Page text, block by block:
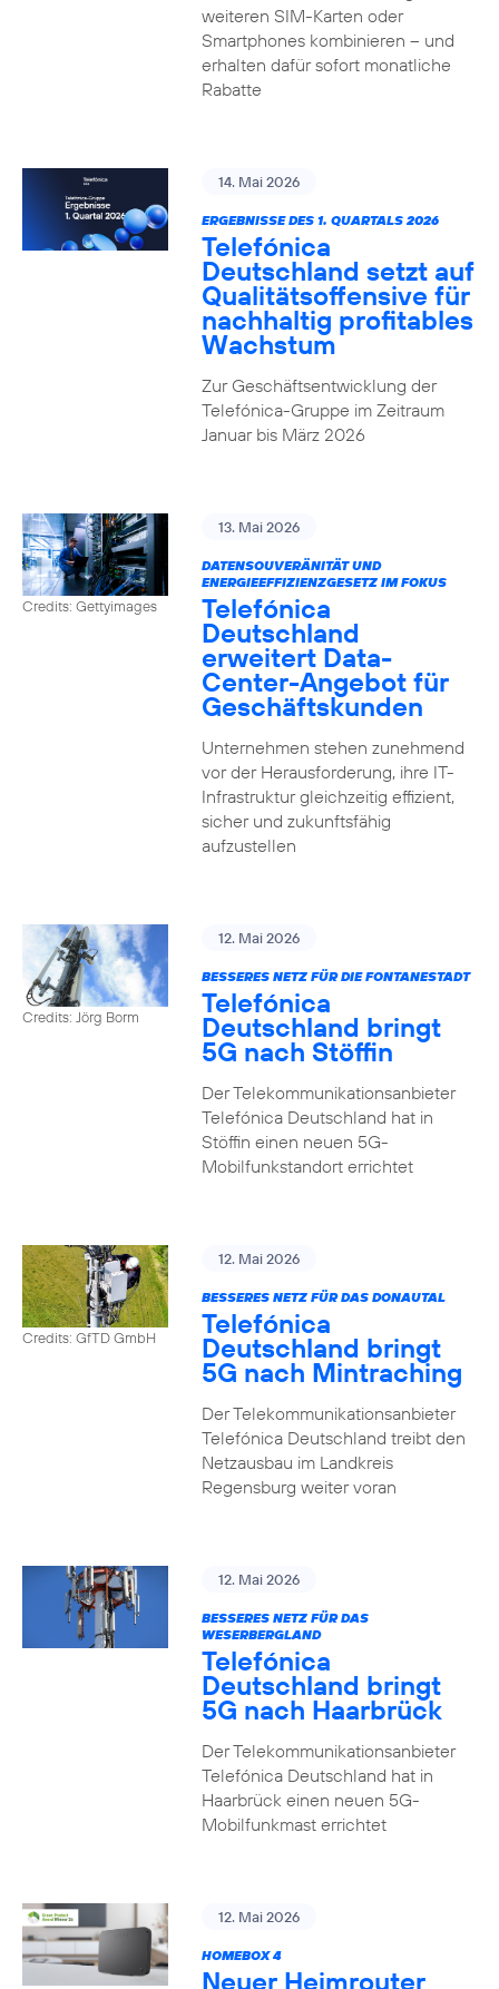
weiteren SIM-Karten oder
Smartphones kombinieren – und
erhalten dafür sofort monatliche
Rabatte
14. Mai 2026
ERGEBNISSE DES 1. QUARTALS 2026
Telefónica
Deutschland setzt auf
Qualitätsoffensive für
nachhaltig profitables
Wachstum
Zur Geschäftsentwicklung der
Telefónica-Gruppe im Zeitraum
Januar bis März 2026
Credits: Gettyimages
13. Mai 2026
DATENSOUVERÄNITÄT UND
ENERGIEEFFIZIENZGESETZ IM FOKUS
Telefónica
Deutschland
erweitert Data-
Center-Angebot für
Geschäftskunden
Unternehmen stehen zunehmend
vor der Herausforderung, ihre IT-
Infrastruktur gleichzeitig effizient,
sicher und zukunftsfähig
aufzustellen
Credits: Jörg Borm
12. Mai 2026
BESSERES NETZ FÜR DIE FONTANESTADT
Telefónica
Deutschland bringt
5G nach Stöffin
Der Telekommunikationsanbieter
Telefónica Deutschland hat in
Stöffin einen neuen 5G-
Mobilfunkstandort errichtet
Credits: GfTD GmbH
12. Mai 2026
BESSERES NETZ FÜR DAS DONAUTAL
Telefónica
Deutschland bringt
5G nach Mintraching
Der Telekommunikationsanbieter
Telefónica Deutschland treibt den
Netzausbau im Landkreis
Regensburg weiter voran
12. Mai 2026
BESSERES NETZ FÜR DAS
WESERBERGLAND
Telefónica
Deutschland bringt
5G nach Haarbrück
Der Telekommunikationsanbieter
Telefónica Deutschland hat in
Haarbrück einen neuen 5G-
Mobilfunkmast errichtet
12. Mai 2026
HOMEBOX 4
Neuer Heimrouter